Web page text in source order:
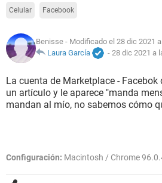
Celular Facebook
Benisse - Modificado el 28 dic 2021
Laura García
- 28 dic 2021 a
La cuenta de Marketplace -
un artículo y le aparece "manda
mandan al mío, no sabemos cómo
Configuración: Macintosh / Chrome